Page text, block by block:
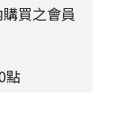
買之會員
點